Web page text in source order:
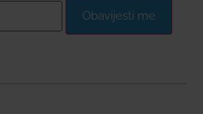
Obavijesti me